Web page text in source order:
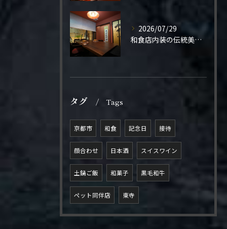
2026/07/29
和食店内装の伝統美と機能性
タグ Tags
京都市 和食 記念日 接待
顔合わせ 日本酒 スイスワイン
土鍋ご飯 和菓子 黒毛和牛
ペット同伴店 東寺